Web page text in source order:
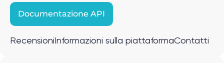
Documentazione API
Recensioni Informazioni sulla piattaformaContatti